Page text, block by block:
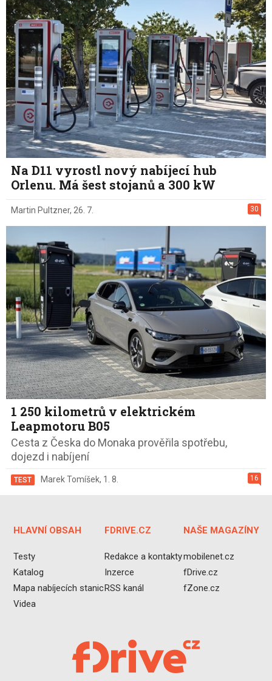
Na D11 vyrostl nový nabíjecí hub
Orlenu. Má šest stojanů a 300 kW
30
Martin Pultzner, 26. 7.
1 250 kilometrů v elektrickém
Leapmotoru B05
Cesta z Česka do Monaka prověřila spotřebu,
dojezd i nabíjení
16
TEST Marek Tomíšek, 1. 8.
HLAVNÍ OBSAH
Testy
Katalog
Mapa nabíjecích stanic
Videa
FDRIVE.CZ
Redakce a kontakty
Inzerce
RSS kanál
NAŠE MAGAZÍNY
mobilenet.cz
fDrive.cz
fZone.cz